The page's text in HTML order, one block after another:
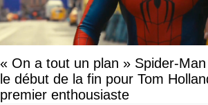
« On a tout un plan » Spider-
le début de la fin pour Tom Holland
premier enthousiaste